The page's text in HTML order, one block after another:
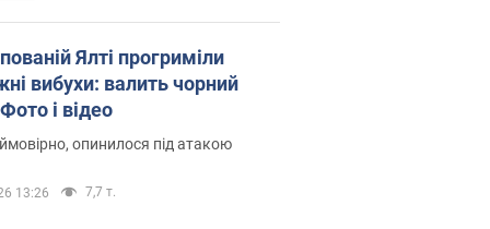
Ялті прогриміли
вибухи: валить чорний
і відео
опинилося під атакою
13:26 7,7 т.